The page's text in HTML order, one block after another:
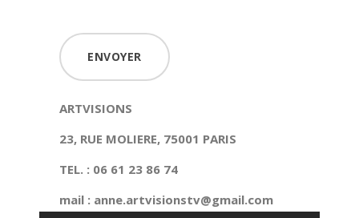
ARTVISIONS
23, RUE MOLIERE, 75001 PARIS
TEL. : 06 61 23 86 74
mail : anne.artvisionstv@gmail.com